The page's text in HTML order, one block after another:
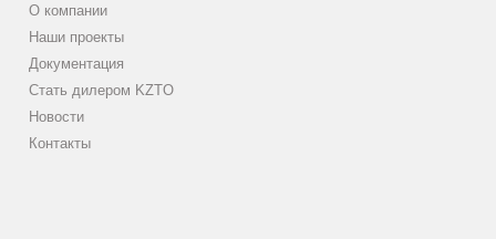
О компании
Наши проекты
Документация
Стать дилером KZTO
Новости
Контакты